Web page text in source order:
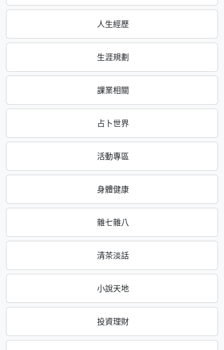
人生經歷
生涯規劃
課業相關
占卜世界
活動專區
身體健康
雜七雜八
清茶淡話
小說天地
投資理財